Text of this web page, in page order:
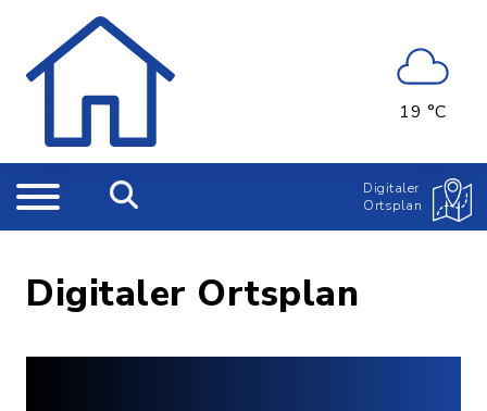
19 °C
Digitaler
Ortsplan
Digitaler Ortsplan